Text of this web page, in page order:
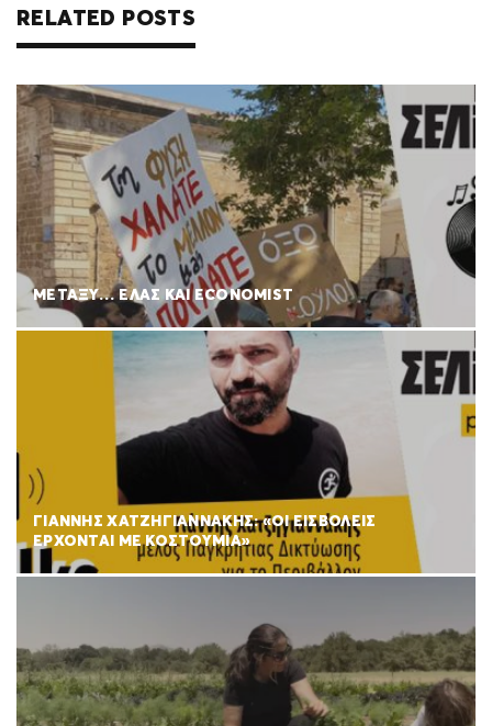
RELATED POSTS
ΜΕΤΑΞΥ… ΕΛΑΣ ΚΑΙ ECONOMIST
ΓΙΑΝΝΗΣ ΧΑΤΖΗΓΙΑΝΝΑΚΗΣ: «ΟΙ ΕΙΣΒΟΛΕΙΣ
ΕΡΧΟΝΤΑΙ ΜΕ ΚΟΣΤΟΥΜΙΑ»